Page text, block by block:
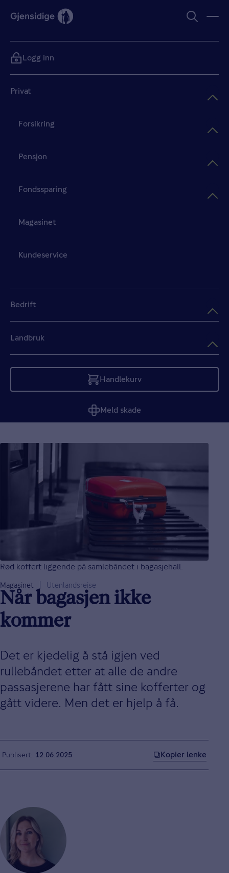
Privat
Forsikring
Pensjon
Fondssparing
Magasinet
Kundeservice
Bedrift
Landbruk
Handlekurv
Tom
Meld skade
Logg inn
Rød koffert liggende på samlebåndet i bagasjehall.
Magasinet Utenlandsreise
Når bagasjen ikke
kommer
Det er kjedelig å stå igjen ved
rullebåndet etter at alle de andre
passasjerene har fått sine kofferter og
gått videre. Men det er hjelp å få.
Publisert 12.06.2025 Kopier lenke